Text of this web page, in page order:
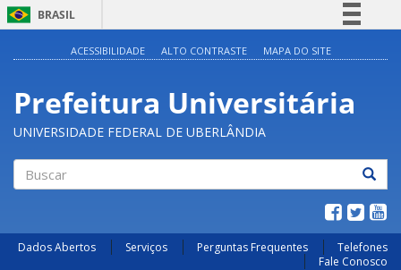
BRASIL
Participe
Acesso à informação
ACESSIBILIDADE ALTO CONTRASTE MAPA DO SITE
Prefeitura Universitária
UNIVERSIDADE FEDERAL DE UBERLÂNDIA
Dados Abertos Serviços Perguntas Frequentes
Telefones
Fale Conosco